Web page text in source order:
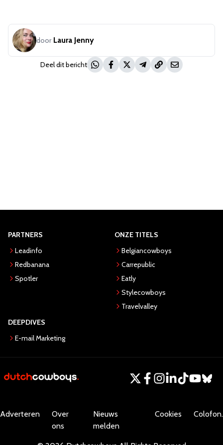
door Laura Jenny
Deel dit bericht
PARTNERS
Leadinfo
Redbanana
Spotler
ONZE TITELS
Belgiancowboys
Carrepublic
Eatly
Stylecowboys
Travelvalley
DEEPDIVES
E-mail Marketing
Adverteren
Over
ons
Nieuws
melden
Cookies Colofon.